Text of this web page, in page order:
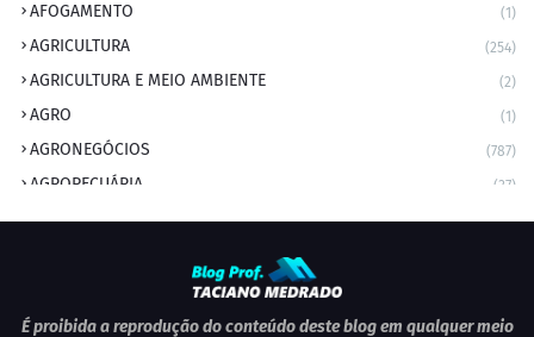
AFOGAMENTO (1)
AGRICULTURA (254)
AGRICULTURA E MEIO AMBIENTE (2)
AGRO (1)
AGRONEGÓCIOS (787)
AGROPECUÁRIA (37)
AMBIENTE (9)
ANIVERSÁRIO DA CIDADE
ANIVERSÁRIOS (1)
É proibida a reprodução do conteúdo deste blog em qualquer meio